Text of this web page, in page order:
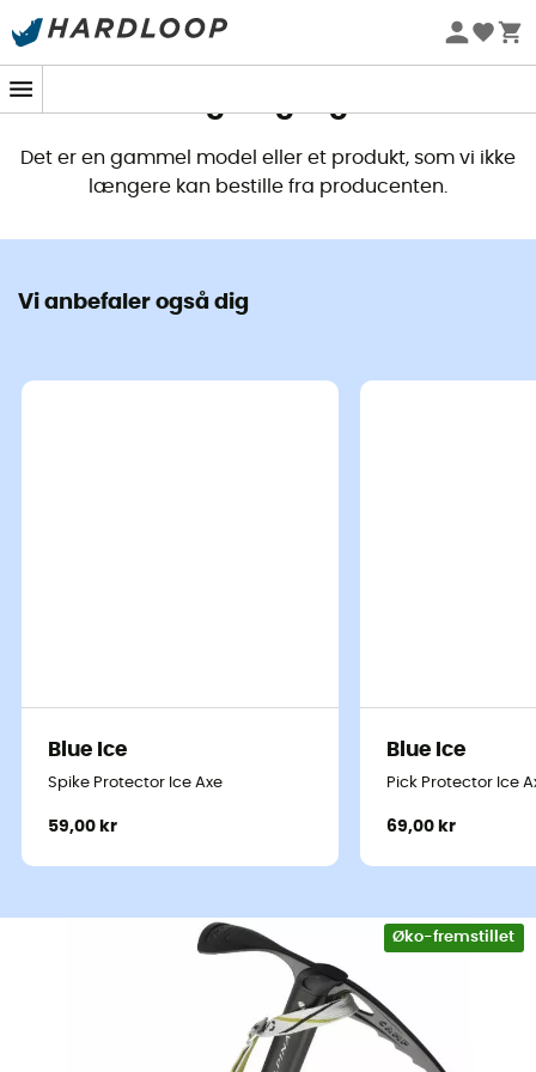
Dette produkt er ikke længere
Det er en gammel model eller et produkt, som vi ikke
længere kan bestille fra producenten.
Vi anbefaler også dig
Blue Ice
Spike Protector Ice Axe
59,00 kr
Blue Ice
Pick Protector Ice
69,00 kr
Øko-fremstillet